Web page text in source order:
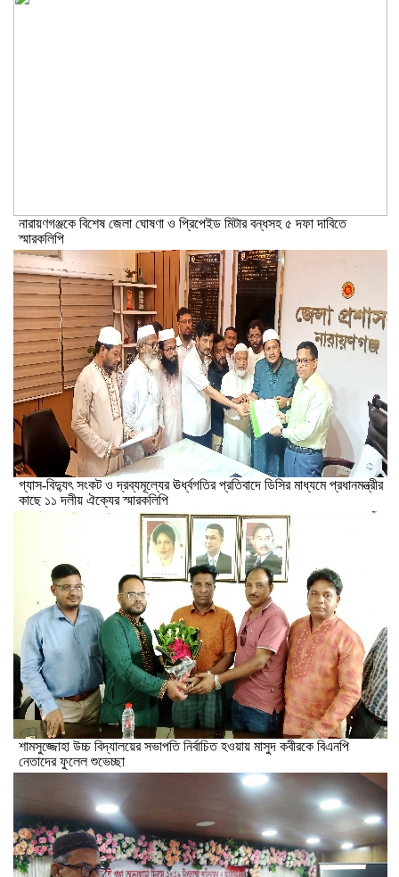
নারায়ণগঞ্জকে বিশেষ জেলা ঘোষণা ও প্রিপেইড মিটার বন্ধসহ ৫ দফা দাবিতে
স্মারকলিপি
গ্যাস-বিদ্যুৎ সংকট ও দ্রব্যমূল্যের ঊর্ধ্বগতির প্রতিবাদে ডিসির মাধ্যমে প্রধানমন্ত্রীর
কাছে ১১ দলীয় ঐক্যের স্মারকলিপি
শামসুজ্জোহা উচ্চ বিদ্যালয়ের সভাপতি নির্বাচিত হওয়ায় মাসুদ কবীরকে বিএনপি
নেতাদের ফুলেল শুভেচ্ছা